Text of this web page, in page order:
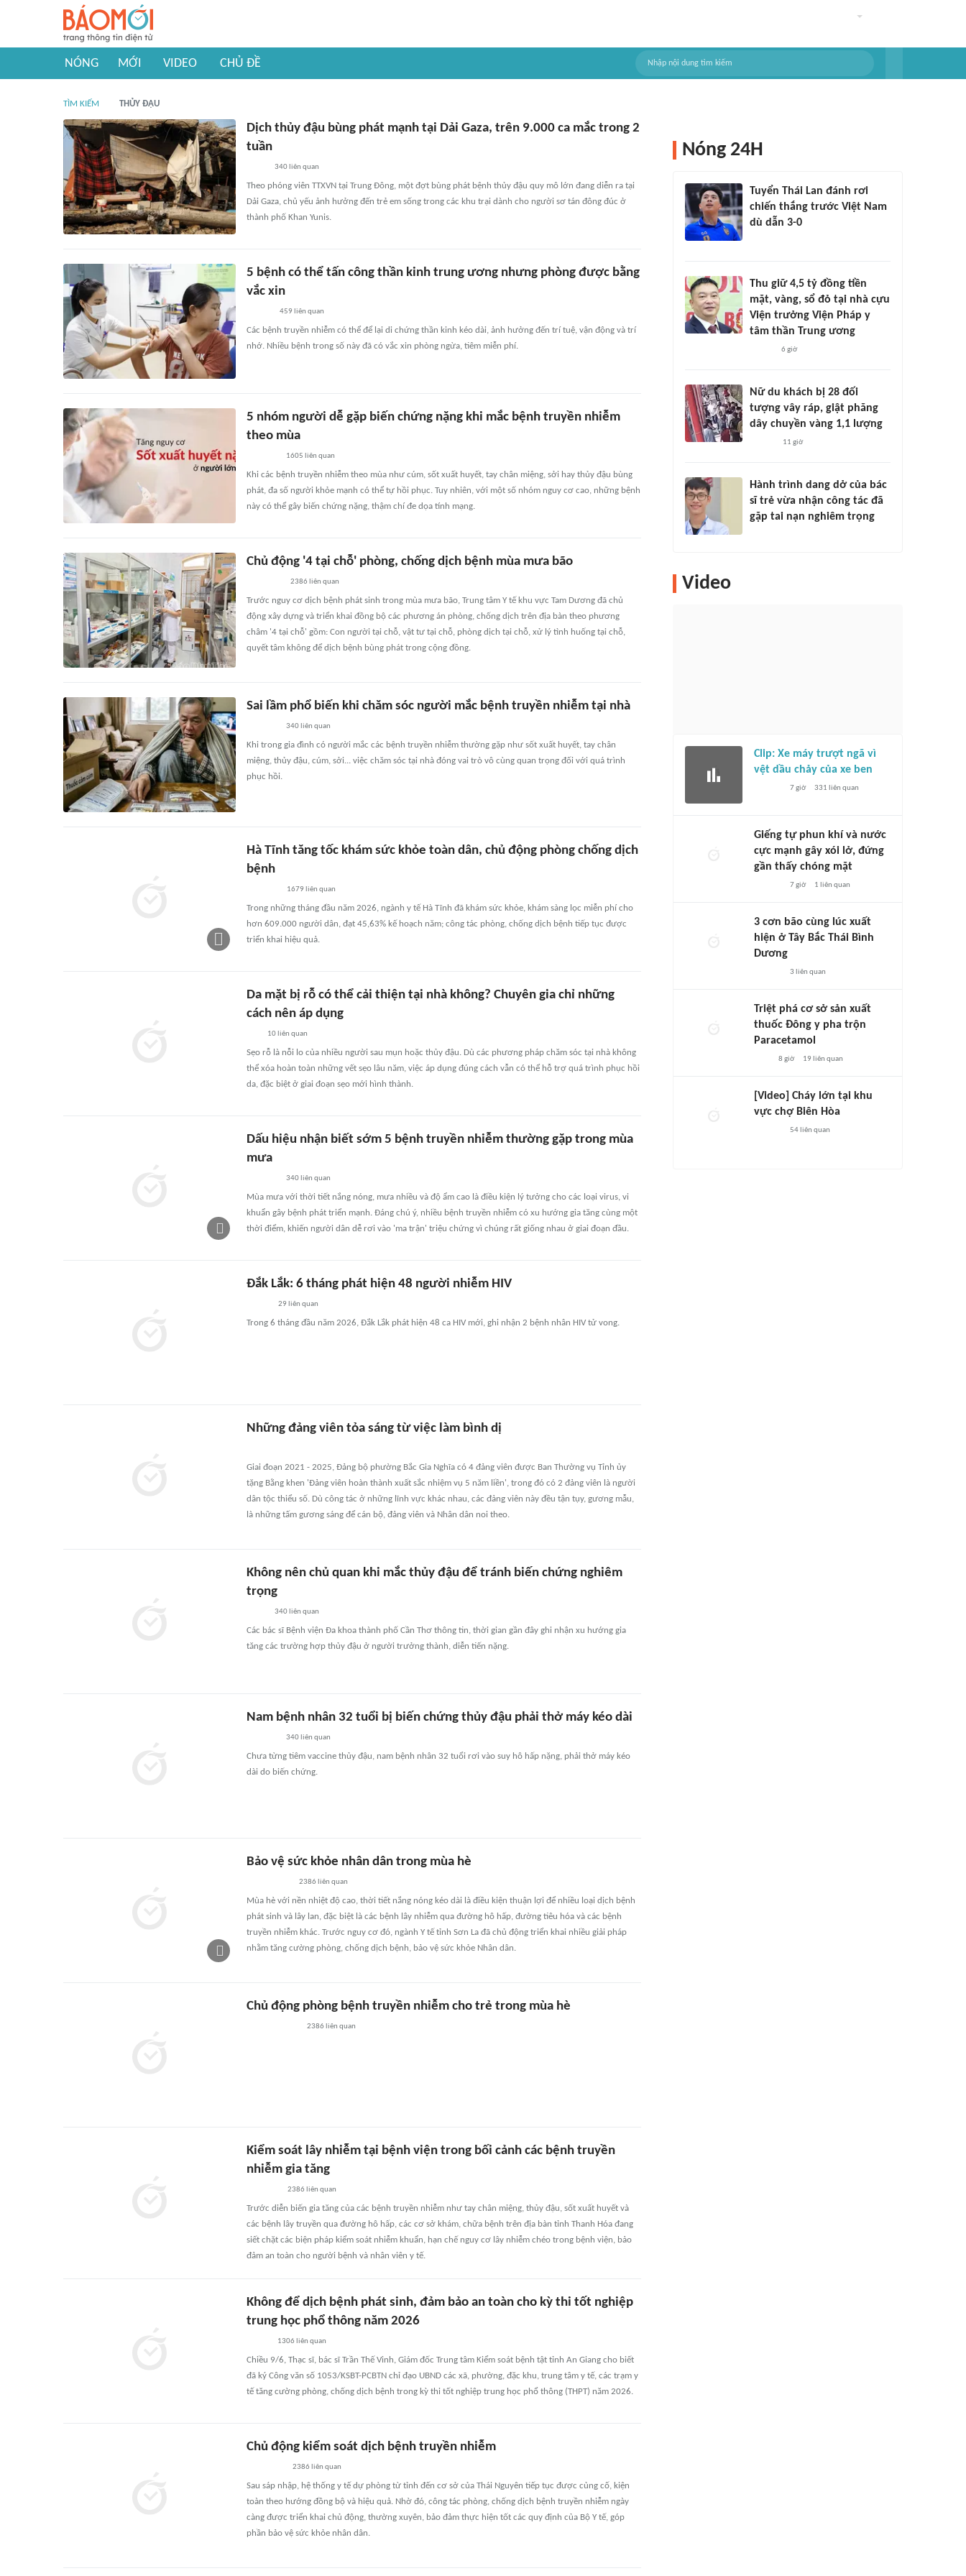
NÓNG MỚI VIDEO CHỦ ĐỀ
TÌM KIẾM THỦY ĐẬU
Dịch thủy đậu bùng phát mạnh tại Dải Gaza, trên 9.000 ca mắc trong 2
tuần
340 liên quan
Theo phóng viên TTXVN tại Trung Đông, một đợt bùng phát bệnh thủy đậu quy mô lớn đang diễn ra tại
Dải Gaza, chủ yếu ảnh hưởng đến trẻ em sống trong các khu trại dành cho người sơ tán đông đúc ở
thành phố Khan Yunis.
5 bệnh có thể tấn công thần kinh trung ương nhưng phòng được bằng
vắc xin
459 liên quan
Các bệnh truyền nhiễm có thể để lại di chứng thần kinh kéo dài, ảnh hưởng đến trí tuệ, vận động và trí
nhớ. Nhiều bệnh trong số này đã có vắc xin phòng ngừa, tiêm miễn phí.
5 nhóm người dễ gặp biến chứng nặng khi mắc bệnh truyền nhiễm
theo mùa
1605 liên quan
Khi các bệnh truyền nhiễm theo mùa như cúm, sốt xuất huyết, tay chân miệng, sởi hay thủy đậu bùng
phát, đa số người khỏe mạnh có thể tự hồi phục. Tuy nhiên, với một số nhóm nguy cơ cao, những bệnh
này có thể gây biến chứng nặng, thậm chí đe dọa tính mạng.
Chủ động '4 tại chỗ' phòng, chống dịch bệnh mùa mưa bão
2386 liên quan
Trước nguy cơ dịch bệnh phát sinh trong mùa mưa bão, Trung tâm Y tế khu vực Tam Dương đã chủ
động xây dựng và triển khai đồng bộ các phương án phòng, chống dịch trên địa bàn theo phương
châm '4 tại chỗ' gồm: Con người tại chỗ, vật tư tại chỗ, phòng dịch tại chỗ, xử lý tình huống tại chỗ,
quyết tâm không để dịch bệnh bùng phát trong cộng đồng.
Sai lầm phổ biến khi chăm sóc người mắc bệnh truyền nhiễm tại nhà
340liên quan
Khi trong gia đình có người mắc các bệnh truyền nhiễm thường gặp như sốt xuất huyết, tay chân
miệng, thủy đậu, cúm, sởi... việc chăm sóc tại nhà đóng vai trò vô cùng quan trọng đối với quá trình
phục hồi.
Hà Tĩnh tăng tốc khám sức khỏe toàn dân, chủ động phòng chống dịch
bệnh
1679 liên quan
Trong những tháng đầu năm 2026, ngành y tế Hà Tĩnh đã khám sức khỏe, khám sàng lọc miễn phí cho
hơn 609.000 người dân, đạt 45,63% kế hoạch năm; công tác phòng, chống dịch bệnh tiếp tục được
triển khai hiệu quả.
Da mặt bị rỗ có thể cải thiện tại nhà không? Chuyên gia chỉ những
cách nên áp dụng
10 liên quan
Sẹo rỗ là nỗi lo của nhiều người sau mụn hoặc thủy đậu. Dù các phương pháp chăm sóc tại nhà không
thể xóa hoàn toàn những vết sẹo lâu năm, việc áp dụng đúng cách vẫn có thể hỗ trợ quá trình phục hồi
da, đặc biệt ở giai đoạn sẹo mới hình thành.
Dấu hiệu nhận biết sớm 5 bệnh truyền nhiễm thường gặp trong mùa
mưa
340liên quan
Mùa mưa với thời tiết nắng nóng, mưa nhiều và độ ẩm cao là điều kiện lý tưởng cho các loại virus, vi
khuẩn gây bệnh phát triển mạnh. Đáng chú ý, nhiều bệnh truyền nhiễm có xu hướng gia tăng cùng một
thời điểm, khiến người dân dễ rơi vào 'ma trận' triệu chứng vì chúng rất giống nhau ở giai đoạn đầu.
Đắk Lắk: 6 tháng phát hiện 48 người nhiễm HIV
29 liên quan
Trong 6 tháng đầu năm 2026, Đắk Lắk phát hiện 48 ca HIV mới, ghi nhận 2 bệnh nhân HIV tử vong.
Những đảng viên tỏa sáng từ việc làm bình dị
Giai đoạn 2021 - 2025, Đảng bộ phường Bắc Gia Nghĩa có 4 đảng viên được Ban Thường vụ Tỉnh ủy
tặng Bằng khen 'Đảng viên hoàn thành xuất sắc nhiệm vụ 5 năm liền', trong đó có 2 đảng viên là người
dân tộc thiểu số. Dù công tác ở những lĩnh vực khác nhau, các đảng viên này đều tận tụy, gương mẫu,
là những tấm gương sáng để cán bộ, đảng viên và Nhân dân noi theo.
Không nên chủ quan khi mắc thủy đậu để tránh biến chứng nghiêm
trọng
340 liên quan
Các bác sĩ Bệnh viện Đa khoa thành phố Cần Thơ thông tin, thời gian gần đây ghi nhận xu hướng gia
tăng các trường hợp thủy đậu ở người trưởng thành, diễn tiến nặng.
Nam bệnh nhân 32 tuổi bị biến chứng thủy đậu phải thở máy kéo dài
340liên quan
Chưa từng tiêm vaccine thủy đậu, nam bệnh nhân 32 tuổi rơi vào suy hô hấp nặng, phải thở máy kéo
dài do biến chứng.
Bảo vệ sức khỏe nhân dân trong mùa hè
2386 liên quan
Mùa hè với nền nhiệt độ cao, thời tiết nắng nóng kéo dài là điều kiện thuận lợi để nhiều loại dịch bệnh
phát sinh và lây lan, đặc biệt là các bệnh lây nhiễm qua đường hô hấp, đường tiêu hóa và các bệnh
truyền nhiễm khác. Trước nguy cơ đó, ngành Y tế tỉnh Sơn La đã chủ động triển khai nhiều giải pháp
nhằm tăng cường phòng, chống dịch bệnh, bảo vệ sức khỏe Nhân dân.
Chủ động phòng bệnh truyền nhiễm cho trẻ trong mùa hè
2386 liên quan
Kiểm soát lây nhiễm tại bệnh viện trong bối cảnh các bệnh truyền
nhiễm gia tăng
2386 liên quan
Trước diễn biến gia tăng của các bệnh truyền nhiễm như tay chân miệng, thủy đậu, sốt xuất huyết và
các bệnh lây truyền qua đường hô hấp, các cơ sở khám, chữa bệnh trên địa bàn tỉnh Thanh Hóa đang
siết chặt các biện pháp kiểm soát nhiễm khuẩn, hạn chế nguy cơ lây nhiễm chéo trong bệnh viện, bảo
đảm an toàn cho người bệnh và nhân viên y tế.
Không để dịch bệnh phát sinh, đảm bảo an toàn cho kỳ thi tốt nghiệp
trung học phổ thông năm 2026
1306 liên quan
Chiều 9/6, Thạc sĩ, bác sĩ Trần Thế Vinh, Giám đốc Trung tâm Kiểm soát bệnh tật tỉnh An Giang cho biết
đã ký Công văn số 1053/KSBT-PCBTN chỉ đạo UBND các xã, phường, đặc khu, trung tâm y tế, các trạm y
tế tăng cường phòng, chống dịch bệnh trong kỳ thi tốt nghiệp trung học phổ thông (THPT) năm 2026.
Chủ động kiểm soát dịch bệnh truyền nhiễm
2386 liên quan
Sau sáp nhập, hệ thống y tế dự phòng từ tỉnh đến cơ sở của Thái Nguyên tiếp tục được củng cố, kiện
toàn theo hướng đồng bộ và hiệu quả. Nhờ đó, công tác phòng, chống dịch bệnh truyền nhiễm ngày
càng được triển khai chủ động, thường xuyên, bảo đảm thực hiện tốt các quy định của Bộ Y tế, góp
phần bảo vệ sức khỏe nhân dân.
Nóng 24H
Tuyển Thái Lan đánh rơi
chiến thắng trước Việt Nam
dù dẫn 3-0
Thu giữ 4,5 tỷ đồng tiền
mặt, vàng, sổ đỏ tại nhà cựu
Viện trưởng Viện Pháp y
tâm thần Trung ương
6 giờ
Nữ du khách bị 28 đối
tượng vây ráp, giật phăng
dây chuyền vàng 1,1 lượng
11 giờ
Hành trình dang dở của bác
sĩ trẻ vừa nhận công tác đã
gặp tai nạn nghiêm trọng
Video
Clip: Xe máy trượt ngã vì
vệt dầu chảy của xe ben
7 giờ 331 liên quan
Giếng tự phun khí và nước
cực mạnh gây xói lở, đứng
gần thấy chóng mặt
7 giờ 1 liên quan
3 cơn bão cùng lúc xuất
hiện ở Tây Bắc Thái Bình
Dương
3 liên quan
Triệt phá cơ sở sản xuất
thuốc Đông y pha trộn
Paracetamol
8 giờ 19 liên quan
[Video] Cháy lớn tại khu
vực chợ Biên Hòa
54liên quan